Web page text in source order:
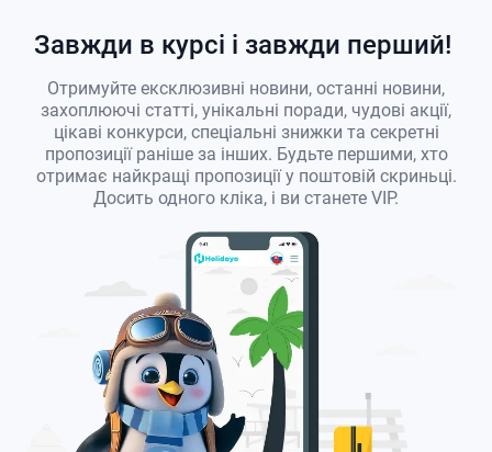
Завжди в курсі і завжди перший!
Отримуйте ексклюзивні новини, останні новини,
захоплюючі статті, унікальні поради, чудові акції,
цікаві конкурси, спеціальні знижки та секретні
пропозиції раніше за інших. Будьте першими, хто
отримає найкращі пропозиції у поштовій скриньці.
Досить одного кліка, і ви станете VIP.